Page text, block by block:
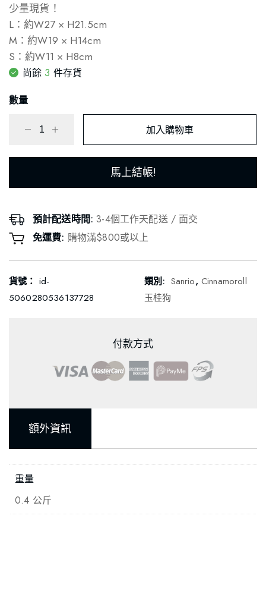
少量現貨！
L：約W27 × H21.5cm
M：約W19 × H14cm
S：約W11 × H8cm
尚餘3 件存貨
數量
加入購物車
馬上結帳!
預計配送時間:3-4個工作天配送 / 面交
免運費: 購物滿$800或以上
貨號： id-
5060280536137728
類別: Sanrio, Cinnamoroll
玉桂狗
付款方式
額外資訊
重量
0.4 公斤